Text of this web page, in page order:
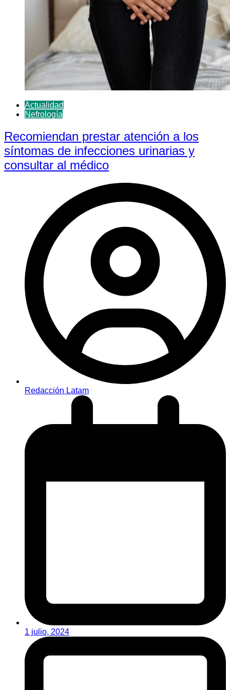
Actualidad
Nefrología
Recomiendan prestar atención a los
síntomas de infecciones urinarias y
consultar al médico
Redacción Latam
1 julio, 2024